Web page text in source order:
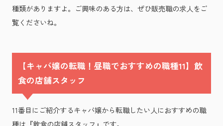
種類がありますよ。ご興味のある方は、ぜひ販売職の求人をご
覧くださいね。
【キャバ嬢の転職！昼職でおすすめの職種11】飲
食の店舗スタッフ
11番目にご紹介するキャバ嬢から転職したい人におすすめの職
種は『飲食の店舗スタッフ』です。